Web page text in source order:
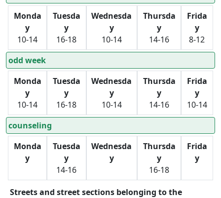
Monda
y
10-14
Tuesda
y
16-18
Wednesda
y
10-14
Thursda
y
14-16
Frida
y
8-12
odd week
Monda
y
10-14
Tuesda
y
16-18
Wednesda
y
10-14
Thursda
y
14-16
Frida
y
10-14
counseling
Monda
y
Tuesda
y
14-16
Wednesda
y
Thursda
y
16-18
Frida
y
Streets and street sections belonging to the